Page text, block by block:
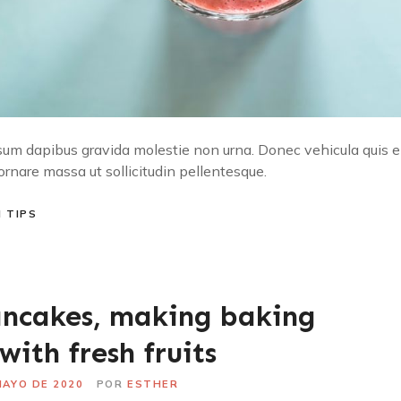
dapibus gravida molestie non urna. Donec vehicula quis
massa ut sollicitudin pellentesque.
TIPS
making baking
fresh fruits
DE 2020 POR ESTHER